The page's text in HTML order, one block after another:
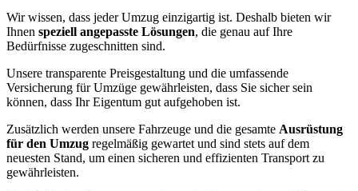
Wir wissen, dass jeder Umzug einzigartig ist. Deshalb bieten wir
Ihnen speziell angepasste Lösungen, die genau auf Ihre
Bedürfnisse zugeschnitten sind.
Unsere transparente Preisgestaltung und die umfassende
Versicherung für Umzüge gewährleisten, dass Sie sicher sein
können, dass Ihr Eigentum gut aufgehoben ist.
Zusätzlich werden unsere Fahrzeuge und die gesamte Ausrüstung
für den Umzug regelmäßig gewartet und sind stets auf dem
neuesten Stand, um einen sicheren und effizienten Transport zu
gewährleisten.